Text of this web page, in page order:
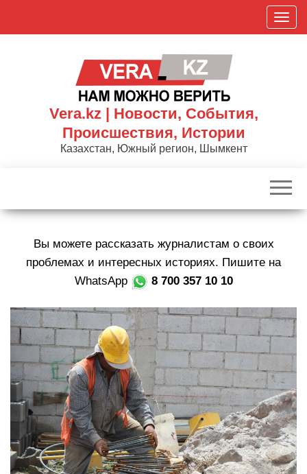
П
о
к
р
в
и
ц
и
ю
Vera.kz | Новости, События,
Происшествия, Истории
Казахстан, Южный регион, Шымкент
Вы можете рассказать журналистам о своих
проблемах и интересных историях. Пишите на
WhatsApp
8 700 357 10 10